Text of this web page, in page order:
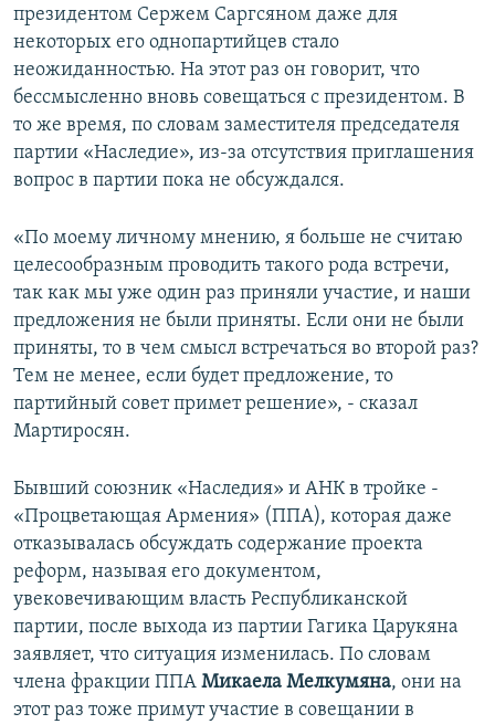
президентом Сержем Саргсяном даже для
некоторых его однопартийцев стало
неожиданностью. На этот раз он говорит, что
бессмысленно вновь совещаться с президентом. В
то же время, по словам заместителя председателя
партии «Наследие», из-за отсутствия приглашения
вопрос в партии пока не обсуждался.
«По моему личному мнению, я больше не считаю
целесообразным проводить такого рода встречи,
так как мы уже один раз приняли участие, и наши
предложения не были приняты. Если они не были
приняты, то в чем смысл встречаться во второй раз?
Тем не менее, если будет предложение, то
партийный совет примет решение», - сказал
Мартиросян.
Бывший союзник «Наследия» и АНК в тройке -
«Процветающая Армения» (ППА), которая даже
отказывалась обсуждать содержание проекта
реформ, называя его документом,
увековечивающим власть Республиканской
партии, после выхода из партии Гагика Царукяна
заявляет, что ситуация изменилась. По словам
члена фракции ППА Микаела Мелкумяна, они на
этот раз тоже примут участие в совещании в